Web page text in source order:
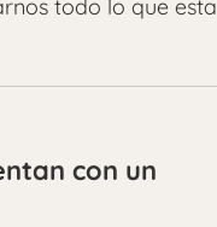
todo lo que esta
con un